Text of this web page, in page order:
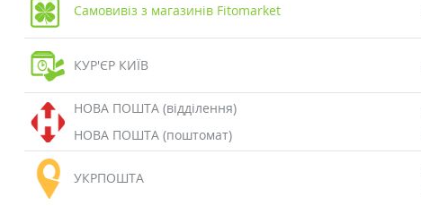
Самовивіз з магазинів Fitomarket
КУР'ЄР КИЇВ
НОВА ПОШТА (відділення)
НОВА ПОШТА (поштомат)
УКРПОШТА